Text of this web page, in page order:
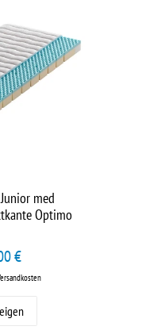
med
Optimo
€